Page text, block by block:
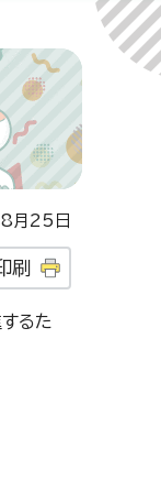
月25日
刷
るた